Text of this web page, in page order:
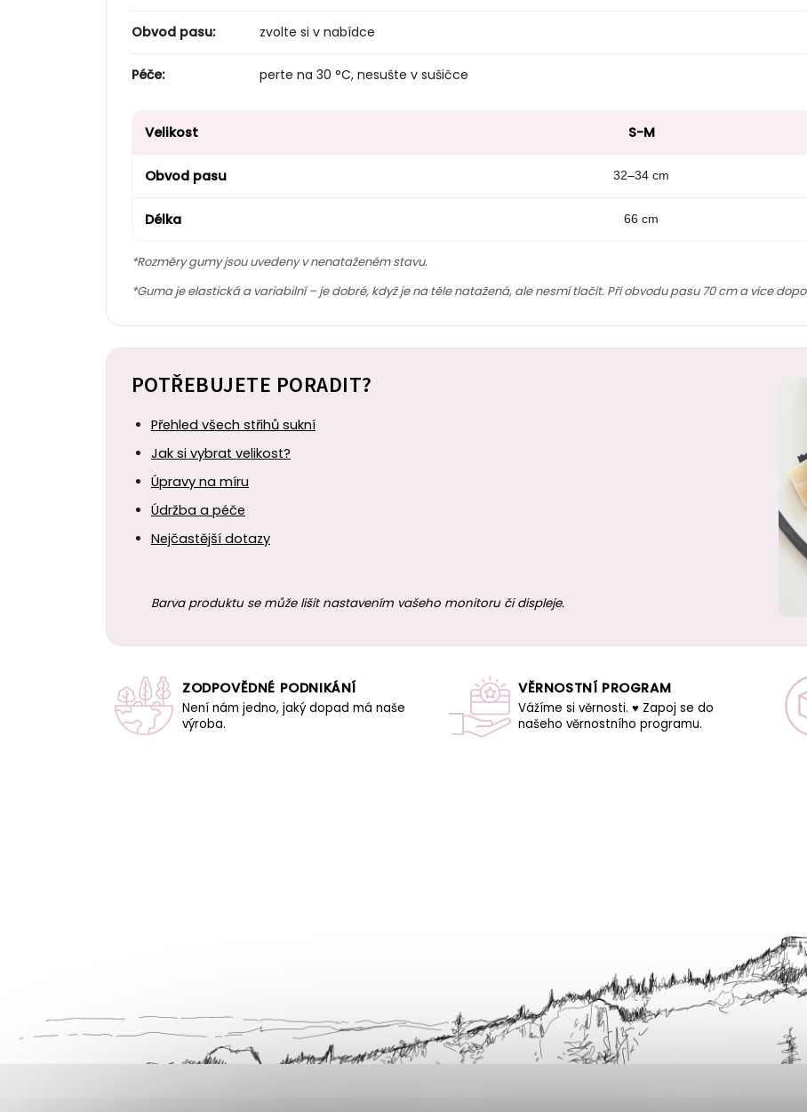
Obvod pasu: zvolte si v nabídce
Péče: perte na 30 °C, nesušte v sušičce
Velikost S-M
Obvod pasu 32–34 cm
Délka 66 cm
*Rozměry gumy jsou uvedeny v nenataženém stavu.
*Guma je elastická a variabilní – je dobré, když je na těle natažená, ale nesmí tlačit. Při obvodu pasu 70 cm a více
POTŘEBUJETE PORADIT?
Přehled všech střihů sukní
Jak si vybrat velikost?
Úpravy na míru
Údržba a péče
Nejčastější dotazy
Barva produktu se může lišit nastavením vašeho monitoru či displeje.
ZODPOVĚDNÉ PODNIKÁNÍ
Není nám jedno, jaký dopad má naše
výroba.
VĚRNOSTNÍ PROGRAM
Vážíme si věrnosti. ♥ Zapoj se do
našeho věrnostního programu.